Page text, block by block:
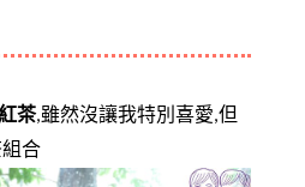
茶,雖然沒讓我特別喜愛,但
合